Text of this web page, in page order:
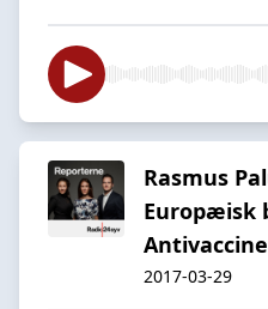
Rasmus
Europæisk
2017-03-29